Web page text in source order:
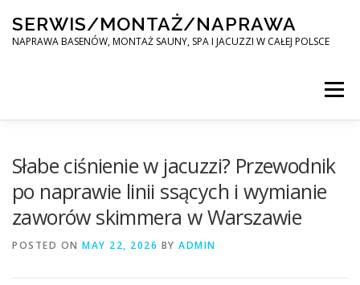
content
SERWIS/MONTAŻ/NAPRAWA
NAPRAWA BASENÓW, MONTAŻ SAUNY, SPA I JACUZZI W CAŁEJ POLSCE
Menu
MONTAŻ SAUNY, SPA, JACUZI W CAŁEJ POLSCE
Słabe ciśnienie w jacuzzi? Przewodnik
po naprawie linii ssących i wymianie
zaworów skimmera w Warszawie
POSTED ON MAY 22, 2026 BY ADMIN